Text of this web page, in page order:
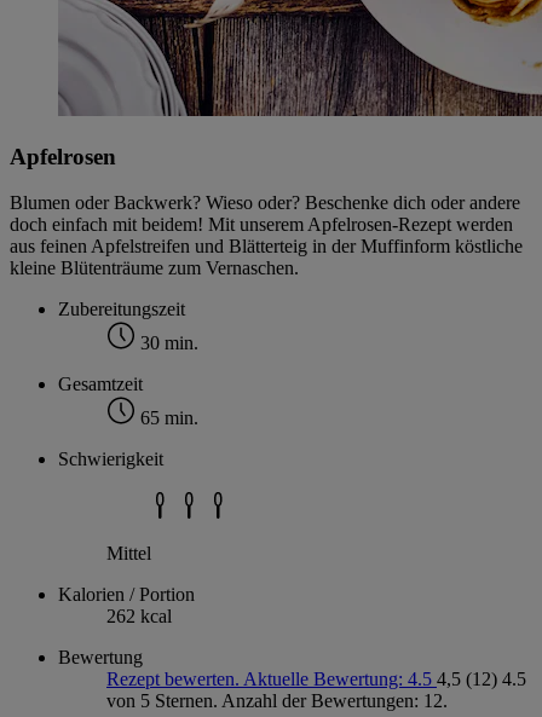
Apfelrosen
Blumen oder Backwerk? Wieso oder? Beschenke dich oder andere
doch einfach mit beidem! Mit unserem Apfelrosen-Rezept werden
aus feinen Apfelstreifen und Blätterteig in der Muffinform köstliche
kleine Blütenträume zum Vernaschen.
Zubereitungszeit
30 min.
Gesamtzeit
65 min.
Schwierigkeit
Mittel
Kalorien / Portion
262 kcal
Bewertung
Rezept bewerten. Aktuelle Bewertung: 4.5 4,5 (12) 4.5
von 5 Sternen. Anzahl der Bewertungen: 12.